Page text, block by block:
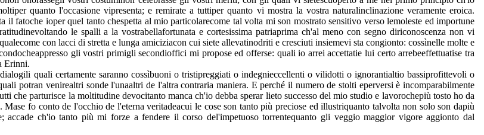
quanto l'occasione vipresenta; e remirate a tuttiper quanto vi mostra la vostra naturalinclinazione veramente eroica.
fatoche ioper quel tanto chespetta al mio particolarecome tal volta mi son mostrato sensitivo verso lemoleste ed importune
le spalli a la vostrabellafortunata e cortesissima patriaprima ch'al meno con segno diriconoscenza non vi
con lacci di stretta e lunga amiciziacon cui siete allevatinodriti e cresciuti insiemevi sta congionto: cossìnelle molte e
gli vostri primigli secondioffici mi propose ed offerse: quali io arrei accettatie lui certo arrebeeffettuatise tra
Erinni.
quali certamente saranno cossìbuoni o tristipreggiati o indegnieccellenti o vilidotti o ignorantialtio bassiprofittevoli o
potran venirealtri sonde l'unaaltri de l'altra contraria maniera. E perché il numero de stolti eperversi è incomparabilmente
che parturisce la moltitudine devocitanto manca ch'io debba sperar lieto successo del mio studio e lavorochepiù tosto ho da
fo conto de l'occhio de l'eterna veritadeacui le cose son tanto più preciose ed illustriquanto talvolta non solo son dapiù
accade ch'io tanto più mi forze a fendere il corso del'impetuoso torrentequanto gli veggio maggior vigore aggionto dal